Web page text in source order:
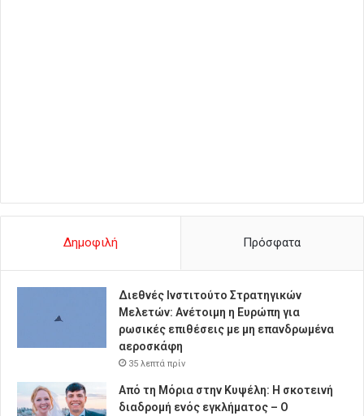
Δημοφιλή Πρόσφατα
Διεθνές Ινστιτούτο Στρατηγικών
Μελετών: Ανέτοιμη η Ευρώπη για
ρωσικές επιθέσεις με μη επανδρωμένα
αεροσκάφη
35 λεπτά πρίν
Από τη Μόρια στην Κυψέλη: Η σκοτεινή
διαδρομή ενός εγκλήματος – Ο